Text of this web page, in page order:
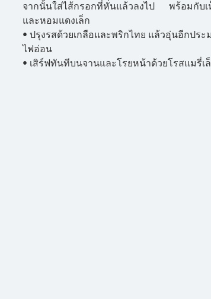
จากนั้นใส่ไส้กรอกที่หั่นแล้วลงไป พร้อมกับเ
และหอมแดงเล็ก
• ปรุงรสด้วยเกลือและพริกไทย แล้วอุ่นอีกปร
ไฟอ่อน
• เสิร์ฟทันทีบนจานและโรยหน้าด้วยโรสแมรี่เ